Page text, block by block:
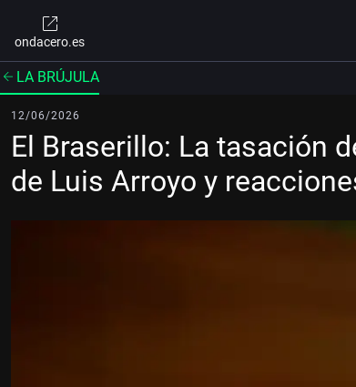
ondacero.es
LA BRÚJULA
12/06/2026
El Braserillo: La tasación
de Luis Arroyo y